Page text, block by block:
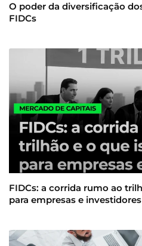
O poder da diversificação
FIDCs
FIDCs: a corrida rumo ao
para empresas e investidores